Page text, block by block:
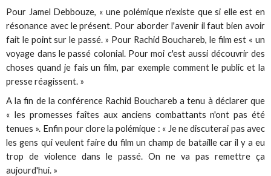
Pour Jamel Debbouze, « une polémique n'existe que si elle est en
résonance avec le présent. Pour aborder l'avenir il faut bien avoir
fait le point sur le passé. » Pour Rachid Bouchareb, le film est « un
voyage dans le passé colonial. Pour moi c'est aussi découvrir des
choses quand je fais un film, par exemple comment le public et la
presse réagissent. »
A la fin de la conférence Rachid Bouchareb a tenu à déclarer que
« les promesses faîtes aux anciens combattants n'ont pas été
tenues ». Enfin pour clore la polémique : « Je ne discuterai pas avec
les gens qui veulent faire du film un champ de bataille car il y a eu
trop de violence dans le passé. On ne va pas remettre ça
aujourd'hui. »